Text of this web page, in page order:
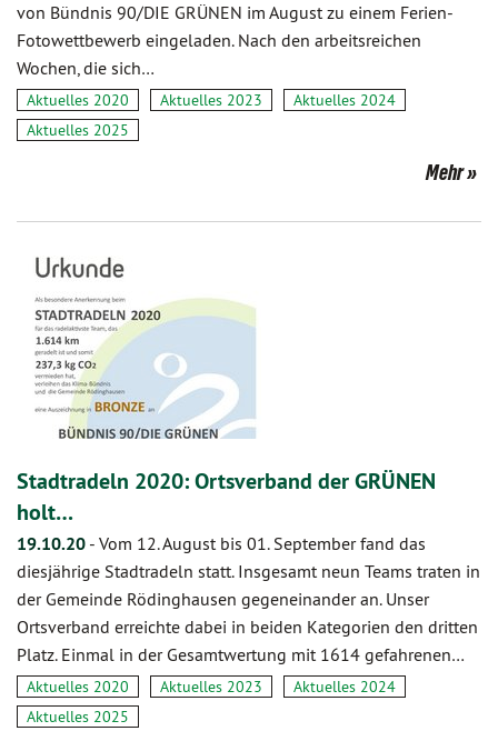
von Bündnis 90/DIE GRÜNEN im August zu einem Ferien-
Fotowettbewerb eingeladen. Nach den arbeitsreichen
Wochen, die sich…
Aktuelles 2020 Aktuelles 2023
Aktuelles 2024
Aktuelles 2025
Mehr
Stadtradeln 2020: Ortsverband der GRÜNEN
holt…
19.10.20 - Vom 12. August bis 01. September fand das
diesjährige Stadtradeln statt. Insgesamt neun Teams traten in
der Gemeinde Rödinghausen gegeneinander an. Unser
Ortsverband erreichte dabei in beiden Kategorien den dritten
Platz. Einmal in der Gesamtwertung mit 1614 gefahrenen…
Aktuelles 2020 Aktuelles 2023
Aktuelles 2024
Aktuelles 2025